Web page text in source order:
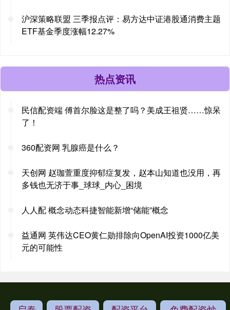
沪深策略联盟 三季报点评：易方达中证港股通消费主题
ETF基金季度涨幅12.27%
热点资讯
民信配资端 傅首尔脸这是整了吗？美成王祖贤……惊呆
了！
360配资网 乳腺癌是什么？
天创网 赵珈萱重度抑郁症复发，赵本山知道也没用，再
多钱也无济于事_球球_内心_困境
人人配 概念动态科捷智能新增“储能”概念
益通网 英伟达CEO黄仁勋排除向OpenAI投资1000亿美
元的可能性